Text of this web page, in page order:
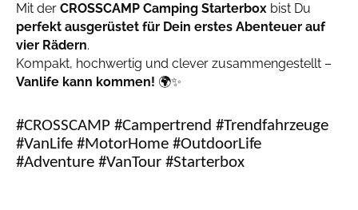
Mit der CROSSCAMP Camping Starterbox bist Du
perfekt ausgerüstet für Dein erstes Abenteuer auf
vier Rädern.
Kompakt, hochwertig und clever zusammengestellt –
Vanlife kann kommen! 🌍✨
#CROSSCAMP #Campertrend #Trendfahrzeuge
#VanLife #MotorHome #OutdoorLife
#Adventure #VanTour #Starterbox